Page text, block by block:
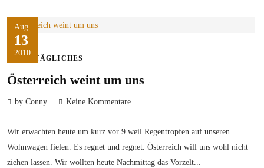
Aug.
13
2010
ALLTÄGLICHES
Österreich weint um uns
by Conny Keine Kommentare
Wir erwachten heute um kurz vor 9 weil Regentropfen auf unseren
Wohnwagen fielen. Es regnet und regnet. Österreich will uns wohl nicht
ziehen lassen. Wir wollten heute Nachmittag das Vorzelt...